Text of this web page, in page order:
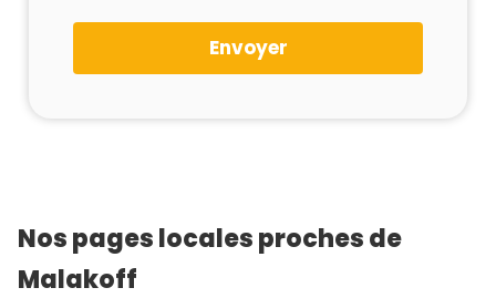
Envoyer
Nos pages locales proches de
Malakoff